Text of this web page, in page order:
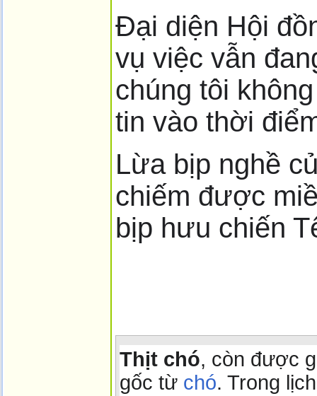
Đại diện Hội
vụ việc vẫn
chúng tôi
tin vào thời
Lừa bịp nghề
chiếm được
bịp hưu chiến
Thịt chó, còn được
gốc từ chó. Trong